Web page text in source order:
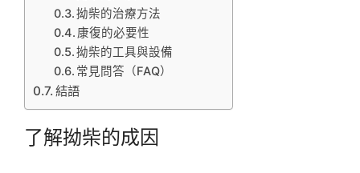
拗柴的治療方法
康復的必要性
拗柴的工具與設備
常見問答（FAQ）
結語
了解拗柴的成因